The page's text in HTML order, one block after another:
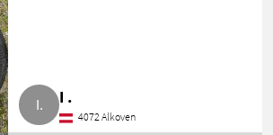
I .
4072 Alkoven